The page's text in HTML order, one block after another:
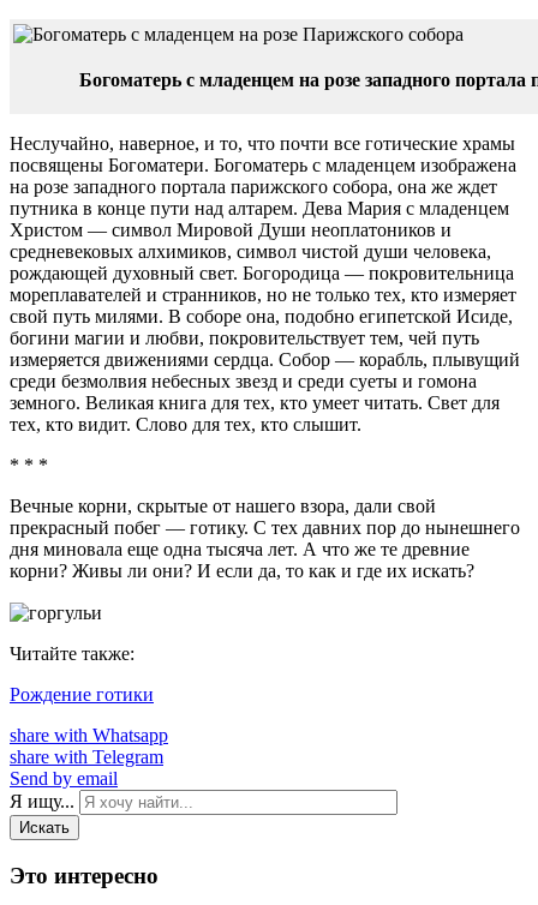
Богоматерь с младенцем на розе западного портала
Неслучайно, наверное, и то, что почти все готические храмы
посвящены Богоматери. Богоматерь с младенцем изображена
на розе западного портала парижского собора, она же ждет
путника в конце пути над алтарем. Дева Мария с младенцем
Христом — символ Мировой Души неоплатоников и
средневековых алхимиков, символ чистой души человека,
рождающей духовный свет. Богородица — покровительница
мореплавателей и странников, но не только тех, кто измеряет
свой путь милями. В соборе она, подобно египетской Исиде,
богини магии и любви, покровительствует тем, чей путь
измеряется движениями сердца. Собор — корабль, плывущий
среди безмолвия небесных звезд и среди суеты и гомона
земного. Великая книга для тех, кто умеет читать. Свет для
тех, кто видит. Слово для тех, кто слышит.
* * *
Вечные корни, скрытые от нашего взора, дали свой
прекрасный побег — готику. С тех давних пор до нынешнего
дня миновала еще одна тысяча лет. А что же те древние
корни? Живы ли они? И если да, то как и где их искать?
Читайте также:
Рождение готики
share with Whatsapp
share with Telegram
Send by email
Я ищу...
Искать
Это интересно